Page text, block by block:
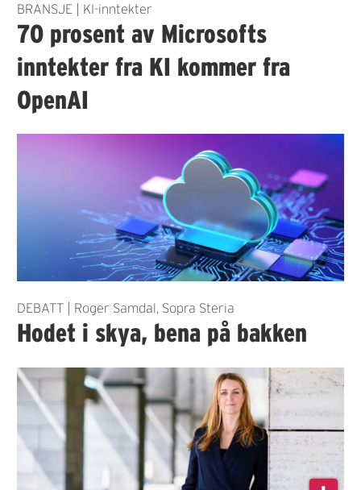
BRANSJE | KI-inntekter
70 prosent av Microsofts
inntekter fra KI kommer fra
OpenAI
DEBATT | Roger Samdal, Sopra Steria
Hodet i skya, bena på bakken